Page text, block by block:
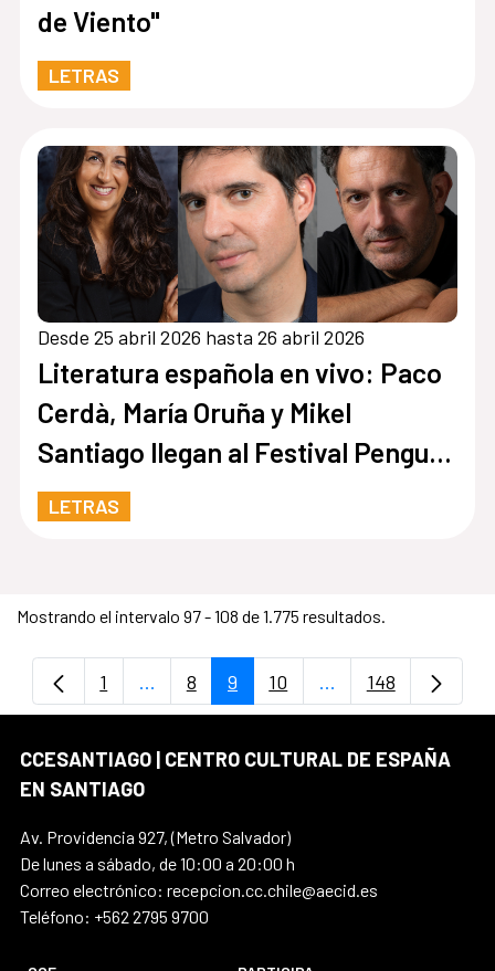
de Viento"
LETRAS
Desde 25 abril 2026 hasta 26 abril 2026
Literatura española en vivo: Paco
Cerdà, María Oruña y Mikel
Santiago llegan al Festival Penguin
Providencia
LETRAS
Mostrando el intervalo 97 - 108 de 1.775 resultados.
Página
1 ...Páginas intermedias Use TAB para
Página
8 Página
9 Página
10 ...PáginasPágina
148
CCESANTIAGO | CENTRO CULTURAL DE ESPAÑA
EN SANTIAGO
Av. Providencia 927, (Metro Salvador)
De lunes a sábado, de 10:00 a 20:00 h
Correo electrónico: recepcion.cc.chile@aecid.es
Teléfono: +562 2795 9700